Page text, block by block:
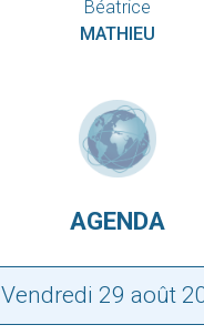
Béatrice
MATHIEU
AGENDA
Vendredi 29 août